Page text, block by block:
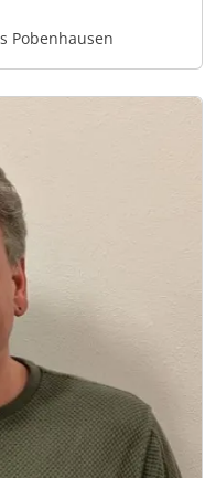
Pobenhausen